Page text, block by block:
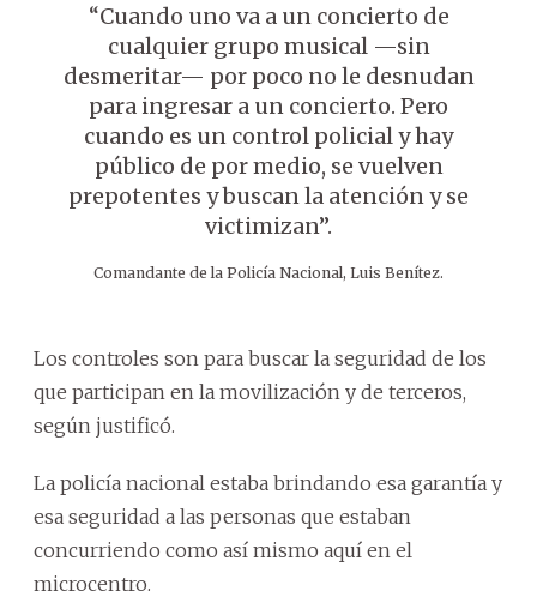
“Cuando uno va a un concierto de
cualquier grupo musical —sin
desmeritar— por poco no le desnudan
para ingresar a un concierto. Pero
cuando es un control policial y hay
público de por medio, se vuelven
prepotentes y buscan la atención y se
victimizan”.
Comandante de la Policía Nacional, Luis Benítez.
Los controles son para buscar la seguridad de los
que participan en la movilización y de terceros,
según justificó.
La policía nacional estaba brindando esa garantía y
esa seguridad a las personas que estaban
concurriendo como así mismo aquí en el
microcentro.